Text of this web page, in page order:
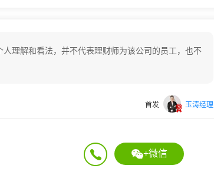
理解和看法，并不代表理财师为该公司的员工，也不
首发 玉涛经理
+微信